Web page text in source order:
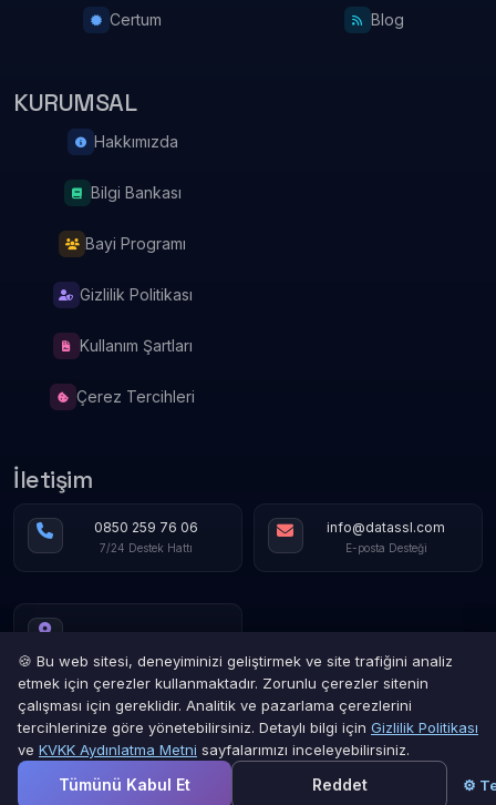
Certum Blog
KURUMSAL
Hakkımızda
Bilgi Bankası
Bayi Programı
Gizlilik Politikası
Kullanım Şartları
Çerez Tercihleri
İletişim
0850 259 76 06
7/24 Destek Hattı
info@datassl.com
E-posta Desteği
Gizlilik PolitikasıHizmet Şartlarıİade SözleşmesiKullanım Şartları
Çerez Politikası
🍪 Bu web sitesi, deneyiminizi geliştirmek ve site trafiğini analiz
etmek için çerezler kullanmaktadır. Zorunlu çerezler sitenin
çalışması için gereklidir. Analitik ve pazarlama çerezlerini
tercihlerinize göre yönetebilirsiniz. Detaylı bilgi için Gizlilik Politikası
ve KVKK Aydınlatma Metni sayfalarımızı inceleyebilirsiniz.
Tümünü Kabul Et Reddet ⚙